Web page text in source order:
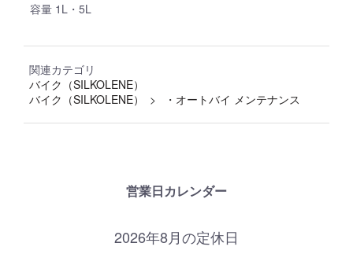
容量 1L・5L
関連カテゴリ
バイク（SILKOLENE）
バイク（SILKOLENE）
・オートバイ メンテナンス
営業日カレンダー
2026年8月の定休日